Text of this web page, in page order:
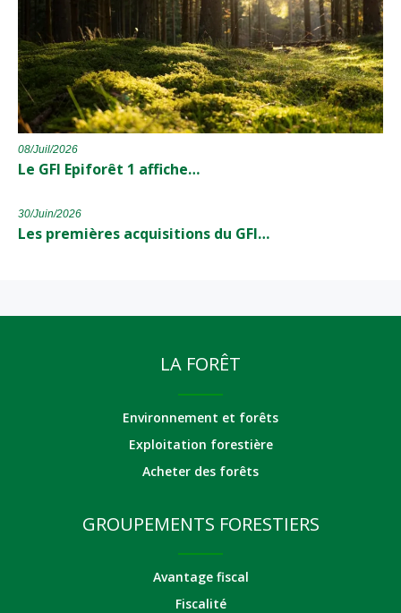
08/Juil/2026
Le GFI Epiforêt 1 affiche…
30/Juin/2026
Les premières acquisitions du GFI…
LA FORÊT
Environnement et forêts
Exploitation forestière
Acheter des forêts
GROUPEMENTS FORESTIERS
Avantage fiscal
Fiscalité